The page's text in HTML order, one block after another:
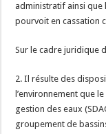
administratif ainsi que
pourvoit en cassation
Sur le cadre juridique
2. Il résulte des
l’environnement que
gestion des eaux
groupement de